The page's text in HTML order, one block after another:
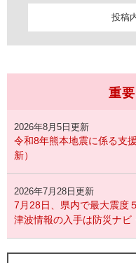
重
2026年8月5日更新
令和8年熊本地震に係る支
新）
2026年7月28日更新
7月28日、県内で最大震度
津波情報の入手は防災ナビ